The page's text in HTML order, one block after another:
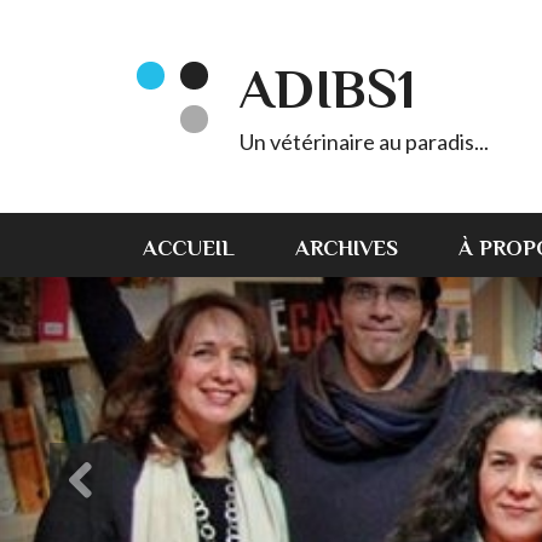
ADIBS1
Un vétérinaire au paradis...
ACCUEIL ARCHIVES À